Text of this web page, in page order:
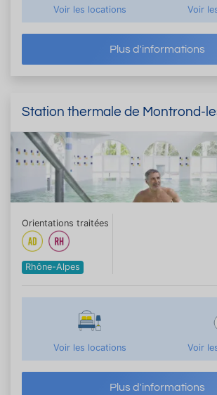
Voir les locations Voir
Plus d'informations
Station thermale de Montrond-
Orientations traitées
Rhône-Alpes
Voir les locations Voir
Plus d'informations